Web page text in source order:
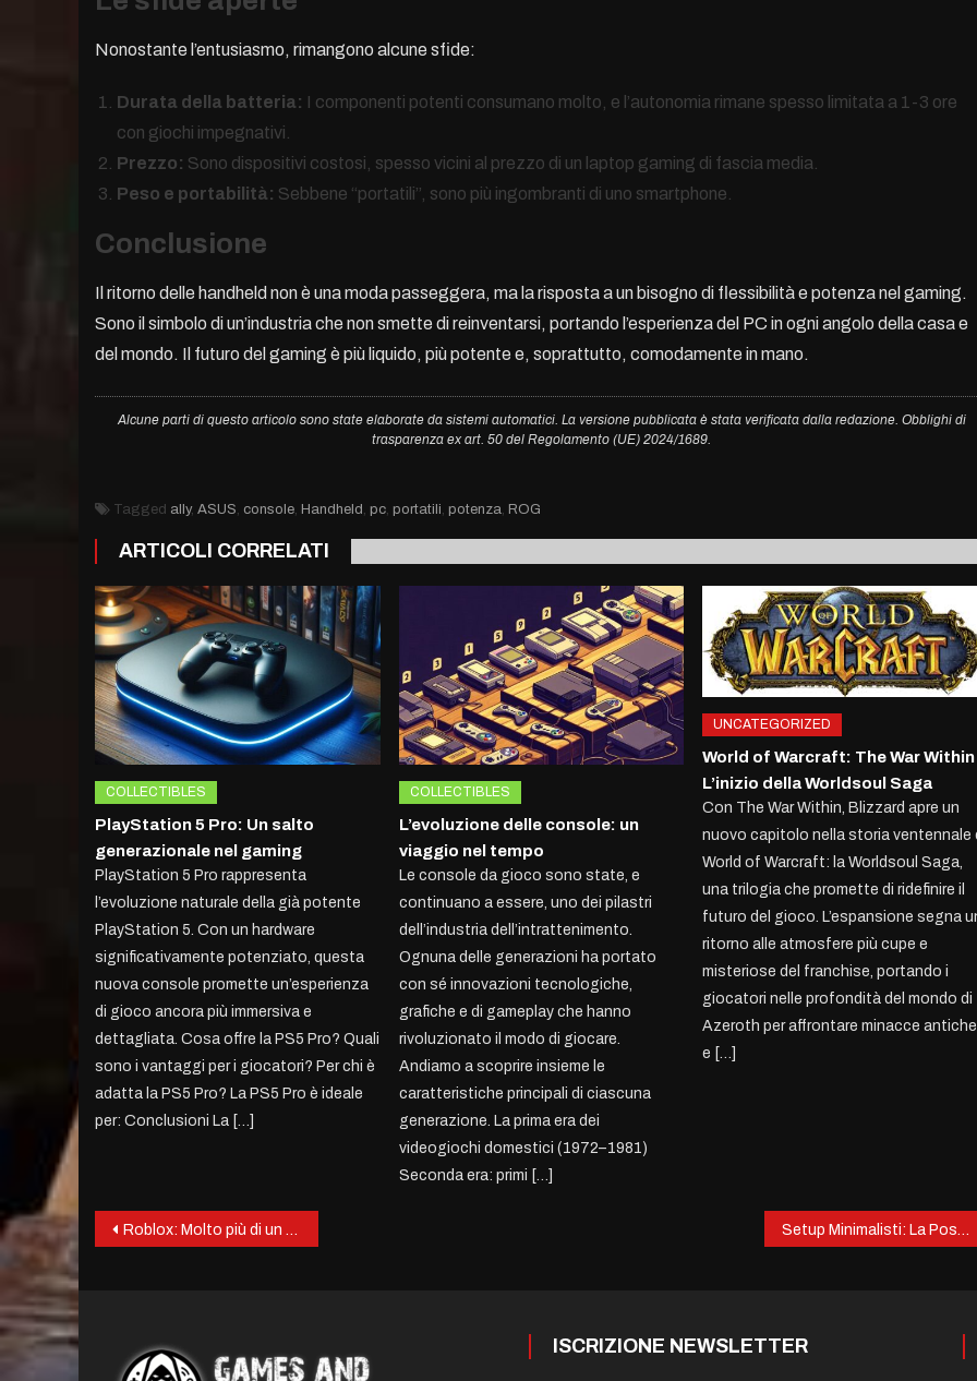
Nonostante l’entusiasmo, rimangono alcune sfide:
Durata della batteria: I componenti potenti consumano molto, e l’autonomia rimane spesso limitata a 1-3 ore
con giochi impegnativi.
Prezzo: Sono dispositivi costosi, spesso vicini al prezzo di un laptop gaming di fascia media.
Peso e portabilità: Sebbene “portatili”, sono più ingombranti di uno smartphone.
Conclusione
Il ritorno delle handheld non è una moda passeggera, ma la risposta a un bisogno di flessibilità e potenza nel gaming.
Sono il simbolo di un’industria che non smette di reinventarsi, portando l’esperienza del PC in ogni angolo della casa e
del mondo. Il futuro del gaming è più liquido, più potente e, soprattutto, comodamente in mano.
Alcune parti di questo articolo sono state elaborate da sistemi automatici. La versione pubblicata è stata verificata dalla redazione. Obblighi di
trasparenza ex art. 50 del Regolamento (UE) 2024/1689.
Tagged ally, ASUS, console, Handheld , pc, portatili, potenza, ROG
ARTICOLI CORRELATI
COLLECTIBLES
PlayStation 5 Pro: Un salto
generazionale nel gaming
PlayStation 5 Pro rappresenta
l’evoluzione naturale della già potente
PlayStation 5. Con un hardware
significativamente potenziato, questa
nuova console promette un’esperienza
di gioco ancora più immersiva e
dettagliata. Cosa offre la PS5 Pro? Quali
sono i vantaggi per i giocatori? Per chi è
adatta la PS5 Pro? La PS5 Pro è ideale
per: Conclusioni La […]
COLLECTIBLES
L’evoluzione delle console: un
viaggio nel tempo
Le console da gioco sono state, e
continuano a essere, uno dei pilastri
dell’industria dell’intrattenimento.
Ognuna delle generazioni ha portato
con sé innovazioni tecnologiche,
grafiche e di gameplay che hanno
rivoluzionato il modo di giocare.
Andiamo a scoprire insieme le
caratteristiche principali di ciascuna
generazione. La prima era dei
videogiochi domestici (1972–1981)
Seconda era: primi […]
UNCATEGORIZED
World of Warcraft: The War Within
L’inizio della Worldsoul Saga
Con The War Within, Blizzard apre un
nuovo capitolo nella storia ventennale
World of Warcraft: la Worldsoul Saga,
una trilogia che promette di ridefinire il
futuro del gioco. L’espansione segna
ritorno alle atmosfere più cupe e
misteriose del franchise, portando i
giocatori nelle profondità del mondo di
Azeroth per affrontare minacce antiche
e […]
Post
Roblox: Molto più di un gioco, un Universo di Creatività e Connessione
ISCRIZIONE NEWSLETTER